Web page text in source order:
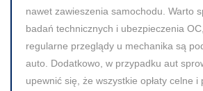
nawet zawieszenia samochodu. Warto
badań technicznych i ubezpieczenia
regularne przeglądy u mechanika są
auto. Dodatkowo, w przypadku aut
upewnić się, że wszystkie opłaty celne i